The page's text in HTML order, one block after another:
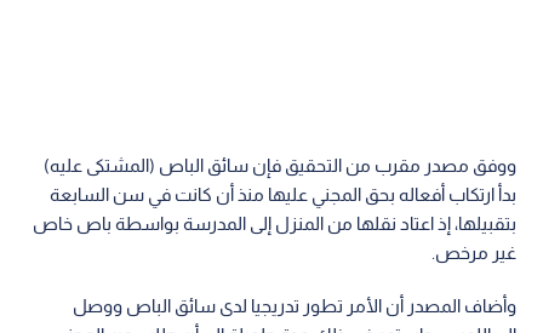
ووفق مصدر مقرب من التحقيق فإن سائق الباص (المشتكى عليه)
بدأ ارتكاب أفعاله بحق المجني عليها منذ أن كانت في سن السابعة
بتقبيلها، إذ اعتاد نقلها من المنزل إلى المدرسة بواسطة باص خاص
غير مرخص.
وأضاف المصدر أن الأمر تطور تدريجيا لدى سائق الباص ووصل